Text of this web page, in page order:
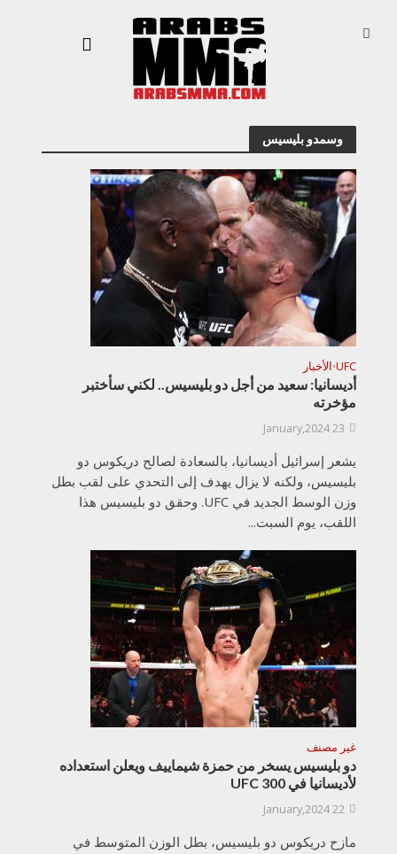
وسمدو بليسيس
UFC
•الأخبار
أديسانيا: سعيد من أجل دو بليسيس.. لكني سأختبر
مؤخرته
23 January,2024
يشعر إسرائيل أديسانيا، بالسعادة لصالح دريكوس دو
بليسيس، ولكنه لا يزال يهدف إلى التحدي على لقب بطل
وزن الوسط الجديد في UFC. وحقق دو بليسيس هذا
اللقب، يوم السبت...
غير مصنف
دو بليسيس يسخر من حمزة شيماييف ويعلن استعداده
لأديسانيا في UFC 300
22 January,2024
مازح دريكوس دو بليسيس، بطل الوزن المتوسط في